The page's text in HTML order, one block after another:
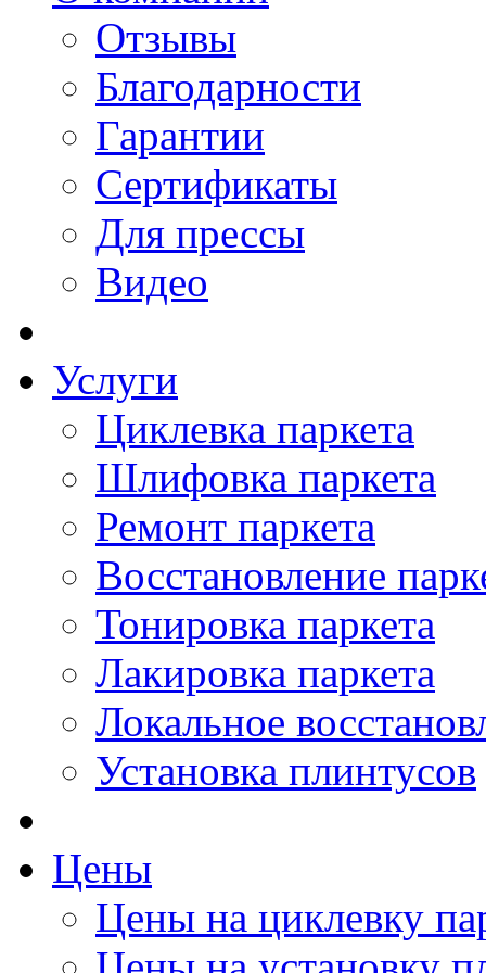
Отзывы
Благодарности
Гарантии
Сертификаты
Для прессы
Видео
Услуги
Циклевка паркета
Шлифовка паркета
Ремонт паркета
Восстановление
Тонировка паркета
Лакировка паркета
Локальное
Установка плинтусов
Цены
Цены на циклевку